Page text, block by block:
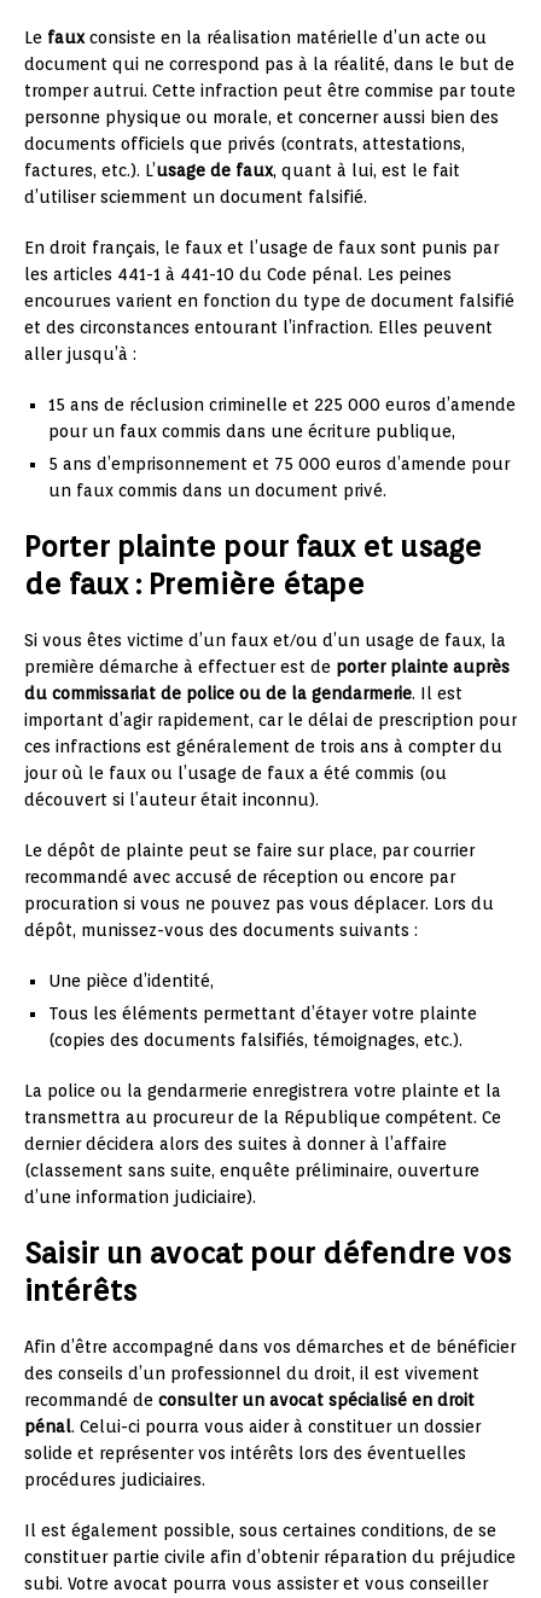
Le fauxconsiste en la réalisation matérielle d’un acte ou
document qui ne correspond pas à la réalité, dans le but de
tromper autrui. Cette infraction peut être commise par toute
personne physique ou morale, et concerner aussi bien des
documents officiels que privés (contrats, attestations,
factures, etc.). L’usage de faux, quant à lui, est le fait
d’utiliser sciemment un document falsifié.
En droit français, le faux et l’usage de faux sont punis par
les articles 441-1 à 441-10 du Code pénal. Les peines
encourues varient en fonction du type de document falsifié
et des circonstances entourant l’infraction. Elles peuvent
aller jusqu’à :
15 ans de réclusion criminelle et 225 000 euros d’amende
pour un faux commis dans une écriture publique,
5 ans d’emprisonnement et 75 000 euros d’amende pour
un faux commis dans un document privé.
Porter plainte pour faux et usage
de faux : Première étape
Si vous êtes victime d’un faux et/ou d’un usage de faux, la
première démarche à effectuer est de porter plainte auprès
du commissariat de police ou de la gendarmerie. Il est
important d’agir rapidement, car le délai de prescription pour
ces infractions est généralement de trois ans à compter du
jour où le faux ou l’usage de faux a été commis (ou
découvert si l’auteur était inconnu).
Le dépôt de plainte peut se faire sur place, par courrier
recommandé avec accusé de réception ou encore par
procuration si vous ne pouvez pas vous déplacer. Lors du
dépôt, munissez-vous des documents suivants :
Une pièce d’identité,
Tous les éléments permettant d’étayer votre plainte
(copies des documents falsifiés, témoignages, etc.).
La police ou la gendarmerie enregistrera votre plainte et la
transmettra au procureur de la République compétent. Ce
dernier décidera alors des suites à donner à l’affaire
(classement sans suite, enquête préliminaire, ouverture
d’une information judiciaire).
Saisir un avocat pour défendre vos
intérêts
Afin d’être accompagné dans vos démarches et de bénéficier
des conseils d’un professionnel du droit, il est vivement
recommandé de consulter un avocat spécialisé en droit
pénal. Celui-ci pourra vous aider à constituer un dossier
solide et représenter vos intérêts lors des éventuelles
procédures judiciaires.
Il est également possible, sous certaines conditions, de se
constituer partie civile afin d’obtenir réparation du préjudice
subi. Votre avocat pourra vous assister et vous conseiller